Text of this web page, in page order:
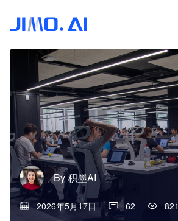
By积墨AI
2026年5月17日 62 821